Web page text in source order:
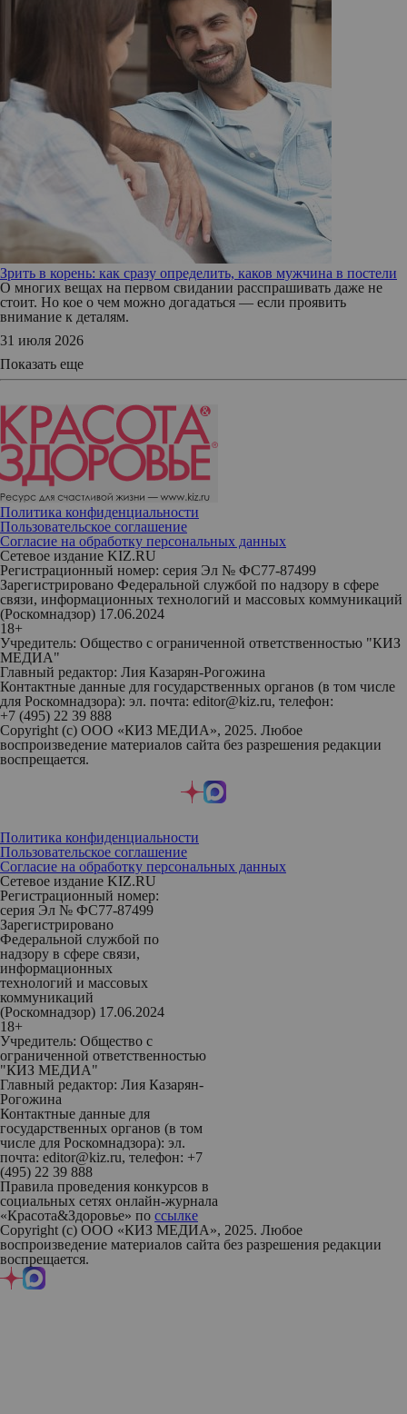
Зрить в корень: как сразу определить, каков мужчина в постели
О многих вещах на первом свидании расспрашивать даже не
стоит. Но кое о чем можно догадаться — если проявить
внимание к деталям.
31 июля 2026
Показать еще
Политика конфиденциальности
Пользовательское соглашение
Согласие на обработку персональных данных
Сетевое издание KIZ.RU
Регистрационный номер: серия Эл № ФС77-87499
Зарегистрировано Федеральной службой по надзору в сфере
связи, информационных технологий и массовых коммуникаций
(Роскомнадзор) 17.06.2024
18+
Учредитель: Общество с ограниченной ответственностью "КИЗ
МЕДИА"
Главный редактор: Лия Казарян-Рогожина
Контактные данные для государственных органов (в том числе
для Роскомнадзора): эл. почта: editor@kiz.ru, телефон:
+7 (495) 22 39 888
Copyright (с) ООО «КИЗ МЕДИА», 2025. Любое
воспроизведение материалов сайта без разрешения редакции
воспрещается.
Политика конфиденциальности
Пользовательское соглашение
Согласие на обработку персональных данных
Сетевое издание KIZ.RU
Регистрационный номер:
серия Эл № ФС77-87499
Зарегистрировано
Федеральной службой по
надзору в сфере связи,
информационных
технологий и массовых
коммуникаций
(Роскомнадзор) 17.06.2024
18+
Учредитель: Общество с
ограниченной ответственностью
"КИЗ МЕДИА"
Главный редактор: Лия Казарян-
Рогожина
Контактные данные для
государственных органов (в том
числе для Роскомнадзора): эл.
почта: editor@kiz.ru, телефон: +7
(495) 22 39 888
Правила проведения конкурсов в
социальных сетях онлайн-журнала
«Красота&Здоровье» по ссылке
Copyright (с) ООО «КИЗ МЕДИА», 2025. Любое
воспроизведение материалов сайта без разрешения редакции
воспрещается.